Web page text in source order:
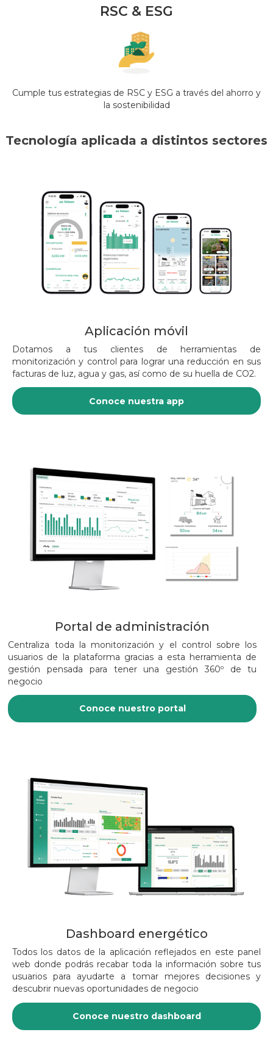
RSC & ESG
Cumple tus estrategias de RSC y ESG a través del ahorro y
la sostenibilidad
Tecnología aplicada a distintos sectores
Aplicación móvil
Dotamos a tus clientes de herramientas de
monitorización y control para lograr una reducción en sus
facturas de luz, agua y gas, así como de su huella de CO2.
Conoce nuestra app
Portal de administración
Centraliza toda la monitorización y el control sobre los
usuarios de la plataforma gracias a esta herramienta de
gestión pensada para tener una gestión 360º de tu
negocio
Conoce nuestro portal
Dashboard energético
Todos los datos de la aplicación reflejados en este panel
web donde podrás recabar toda la información sobre tus
usuarios para ayudarte a tomar mejores decisiones y
descubrir nuevas oportunidades de negocio
Conoce nuestro dashboard